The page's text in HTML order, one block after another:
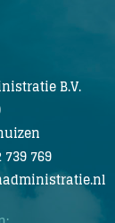
B.V.
769